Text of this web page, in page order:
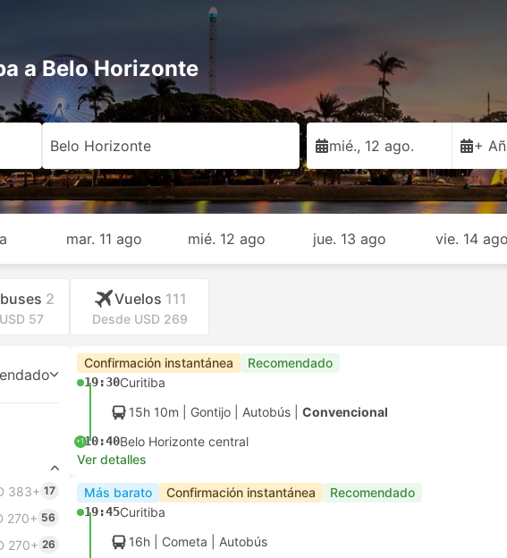
a Belo Horizonte
Belo Horizonte mié., 12 ago. +
mar. 11 ago mié. 12 ago jue. 13 ago vie. 14
2
57
Vuelos 111
Desde USD 269
383+ 17
270+ 56
270+ 26
Confirmación instantánea Recomendado
19:30Curitiba
15h 10m | Gontijo Autobús Convencional
+110:40Belo Horizonte central
Ver detalles
Más barato Confirmación instantánea Recomendado
19:45Curitiba
16h | Cometa Autobús